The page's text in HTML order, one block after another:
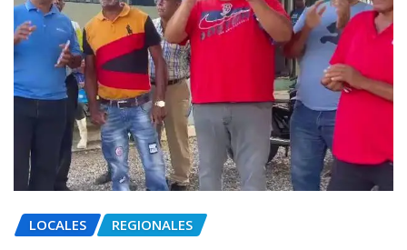
LOCALES REGIONALES